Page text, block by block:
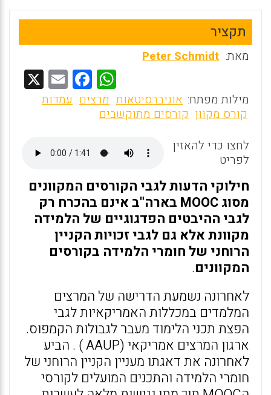
תקציר
מאת: Peter Schmidt
W
h
A
p
p
F
a
o
o
k
E
m מילות מפתח: אוניברסיטאות מרצים עמדות
קורס מקוון קורסים מתוקשבים
לחצו כדי להאזין
לפריט
חילוקי הדעות לגבי הקורסים המקוונים
מסוג MOOC בארה"ב אינם בהכרח רק
לגבי ההיבטים הפדגוגיים של הלמידה
מקוונת אלא גם לגבי זכויות הקניין
הרוחני של חומרי הלמידה בקורסים
המקוונים.
לאחרונה נשמעת הדרישה של המרצים
המלמדים במכללות האמריקאיות לגבי
הפצת תכני הלימוד מעבר לגבולות הקמפוס.
ארגון המרצים אמריקאי (AAUP ) . הביע
לאחרונה את דאגתו מעניין הקניין הרוחני של
חומרי הלמידה והתכנים המועלים לקורסי